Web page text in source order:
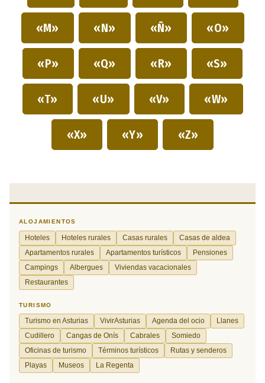
«M» «N» «Ñ» «O»
«P» «Q» «R» «S»
«T» «U» «V» «W»
«X» «Y» «Z»